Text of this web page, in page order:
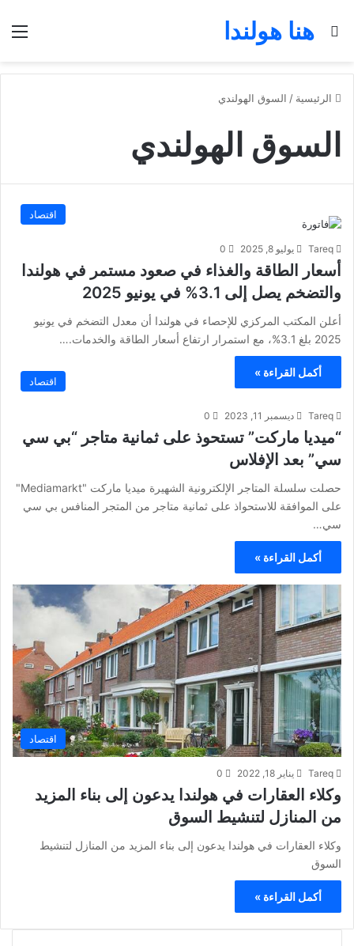
هنا هولندا
بحث عن
الرئيسية / السوق الهولندي
السوق الهولندي
اقتصاد
Tareq يوليو 8, 2025 0
أسعار الطاقة والغذاء في صعود مستمر في هولندا
والتضخم يصل إلى 3.1% في يونيو 2025
أعلن المكتب المركزي للإحصاء في هولندا أن معدل التضخم في يونيو
2025 بلغ 3.1%، مع استمرار ارتفاع أسعار الطاقة والخدمات.…
أكمل القراءة »
اقتصاد
Tareq ديسمبر 11, 2023 0
“ميديا ماركت” تستحوذ على ثمانية متاجر “بي سي
سي” بعد الإفلاس
حصلت سلسلة المتاجر الإلكترونية الشهيرة ميديا ماركت "Mediamarkt"
على الموافقة للاستحواذ على ثمانية متاجر من المتجر المنافس بي سي
سي…
أكمل القراءة »
اقتصاد
Tareq يناير 18, 2022 0
وكلاء العقارات في هولندا يدعون إلى بناء المزيد
من المنازل لتنشيط السوق
وكلاء العقارات في هولندا يدعون إلى بناء المزيد من المنازل لتنشيط
السوق
أكمل القراءة »